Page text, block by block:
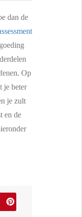
dan de
Op
je beter
je zult
en de